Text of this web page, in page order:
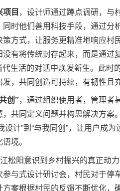
目，设计师通过蹲点调研，与
时他们善用科技手段，通过分
方式，让服务更精准地响应
有将传统封存起来，而是通
生活的对话中焕发新生。此时
，共同创造可持续，有韧性且
创”，通过组织使用者，管理者
共同定义问题并构思解决方案
设计”到“与我同创”，让用户成
境。
松阳意识到乡村振兴的真正动
与式设计研讨会，村民对于停
案根据村民的反馈不断优化